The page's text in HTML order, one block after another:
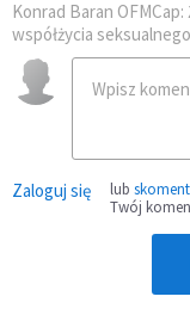
Konrad Baran
współżycia seksualnego
Zaloguj się lub
Twój